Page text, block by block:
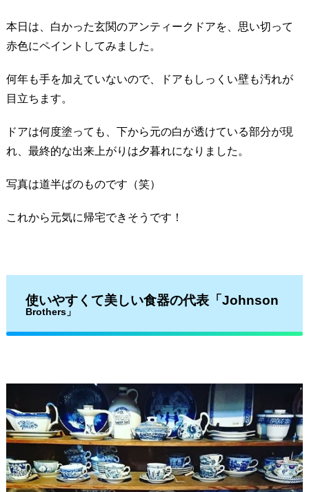
本日は、白かった玄関のアンティークドアを、思い切って
赤色にペイントしてみました。
何年も手を加えていないので、ドアもしっくい壁も汚れが
目立ちます。
ドアは何度塗っても、下から元の白が透けている部分が現
れ、最終的な出来上がりは夕暮れになりました。
写真は道半ばのものです（笑）
これから元気に帰宅できそうです！
使いやすくて美しい食器の代表「Johnson
Brothers」